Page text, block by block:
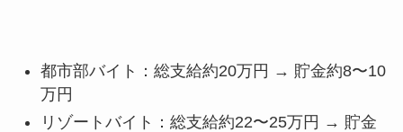
都市部バイト：総支給約20万円 → 貯金約8〜10
万円
リゾートバイト：総支給約22〜25万円 → 貯金